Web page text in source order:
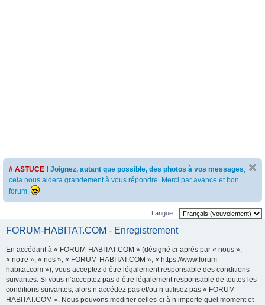
# ASTUCE ! Joignez, autant que possible, des photos à vos messages,
cela nous aidera grandement à vous répondre. Merci par avance et bon
forum.
Langue :
FORUM-HABITAT.COM - Enregistrement
En accédant à « FORUM-HABITAT.COM » (désigné ci-après par « nous »,
« notre », « nos », « FORUM-HABITAT.COM », « https://www.forum-
habitat.com »), vous acceptez d’être légalement responsable des conditions
suivantes. Si vous n’acceptez pas d’être légalement responsable de toutes les
conditions suivantes, alors n’accédez pas et/ou n’utilisez pas « FORUM-
HABITAT.COM ». Nous pouvons modifier celles-ci à n’importe quel moment et